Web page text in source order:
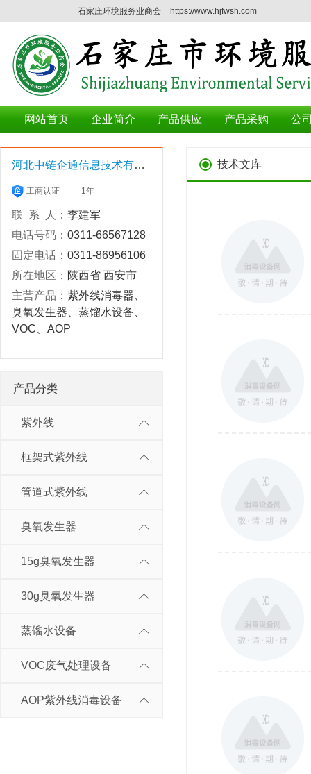
石家庄环境服务业商会 https://www.hjfwsh.com
网站首页 企业简介 产品供应 产品采购 公
河北中链企通信息技术有限公司
工商认证 1年
联 系 人： 李建军
电话号码： 0311-66567128
固定电话： 0311-86956106
所在地区： 陕西省 西安市
主营产品： 紫外线消毒器、
臭氧发生器、蒸馏水设备、
VOC、AOP
产品分类
紫外线
框架式紫外线
管道式紫外线
臭氧发生器
15g臭氧发生器
30g臭氧发生器
蒸馏水设备
VOC废气处理设备
AOP紫外线消毒设备
技术文库